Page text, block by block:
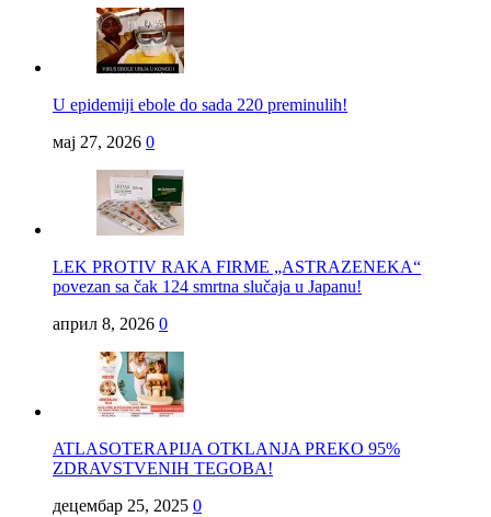
U epidemiji ebole do sada 220 preminulih!
мај 27, 2026 0
LEK PROTIV RAKA FIRME „ASTRAZENEKA“
povezan sa čak 124 smrtna slučaja u Japanu!
април 8, 2026 0
ATLASOTERAPIJA OTKLANJA PREKO 95%
ZDRAVSTVENIH TEGOBA!
децембар 25, 2025 0